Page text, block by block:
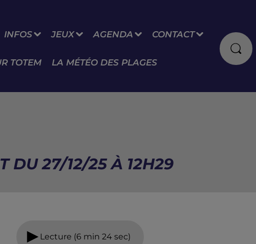
INFOS JEUX AGENDA CONTACT
TOTEM LA MÉTÉO DES PLAGES
DU 27/12/25 À 12H29
Lecture (6 min 24 sec)